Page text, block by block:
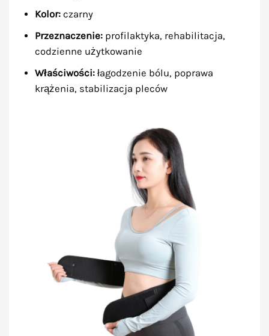
Kolor:czarny
Przeznaczenie:profilaktyka, rehabilitacja,
codzienne użytkowanie
Właściwości:łagodzenie bólu, poprawa
krążenia, stabilizacja pleców